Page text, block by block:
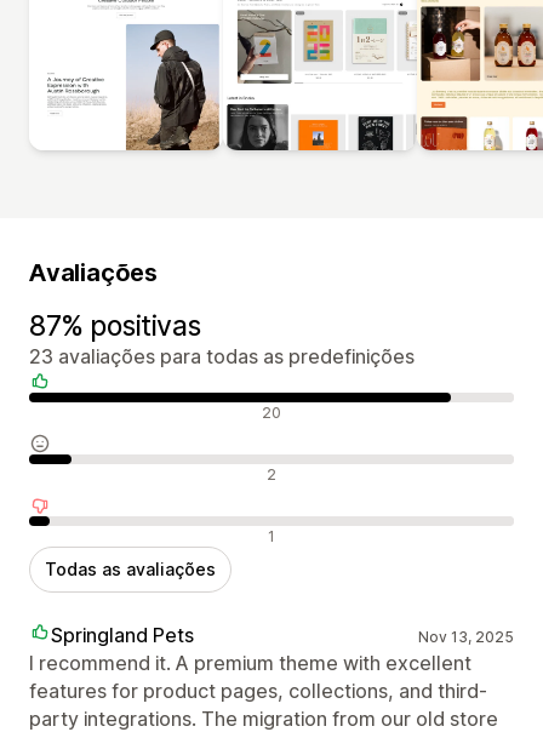
Avaliações
87% positivas
23 avaliações para todas as predefinições
Avaliações positivas 20
Avaliações neutras 2
Avaliações negativas 1
Todas as avaliações
Springland Pets Nov 13, 2025
I recommend it. A premium theme with excellent
features for product pages, collections, and third-
party integrations. The migration from our old store